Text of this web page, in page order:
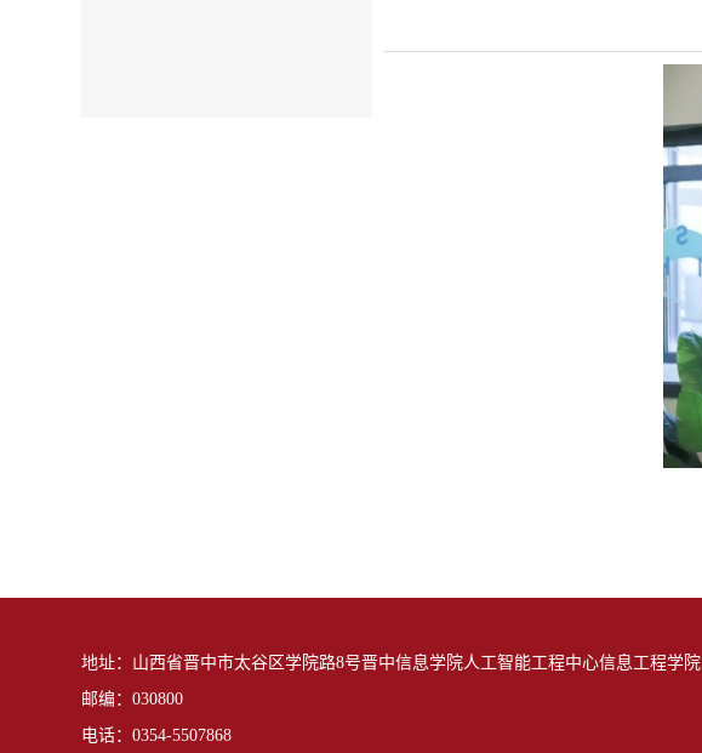
地址：山西省晋中市太谷区学院路8号晋中信息学院人工智能工程中心信息工程学院
邮编：030800
电话：0354-5507868